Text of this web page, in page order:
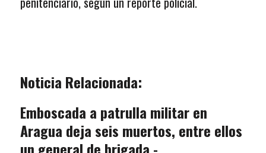
Noticia Relacionada:
Emboscada a patrulla militar en
Aragua deja seis muertos, entre ellos